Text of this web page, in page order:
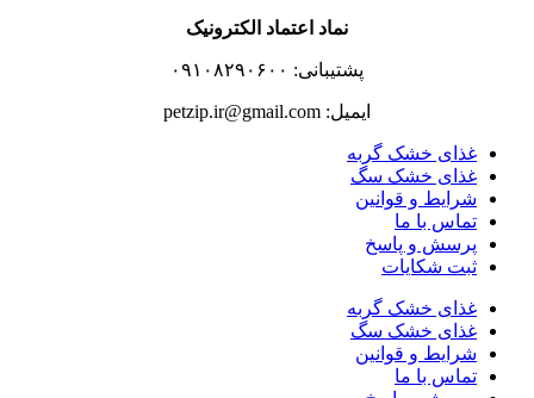
نماد اعتماد الکترونیک
پشتیبانی: ۰۹۱۰۸۲۹۰۶۰۰
ایمیل: petzip.ir@gmail.com
غذای خشک گربه
غذای خشک سگ
شرایط و قوانین
تماس با ما
پرسش و پاسخ
ثبت شکایات
غذای خشک گربه
غذای خشک سگ
شرایط و قوانین
تماس با ما